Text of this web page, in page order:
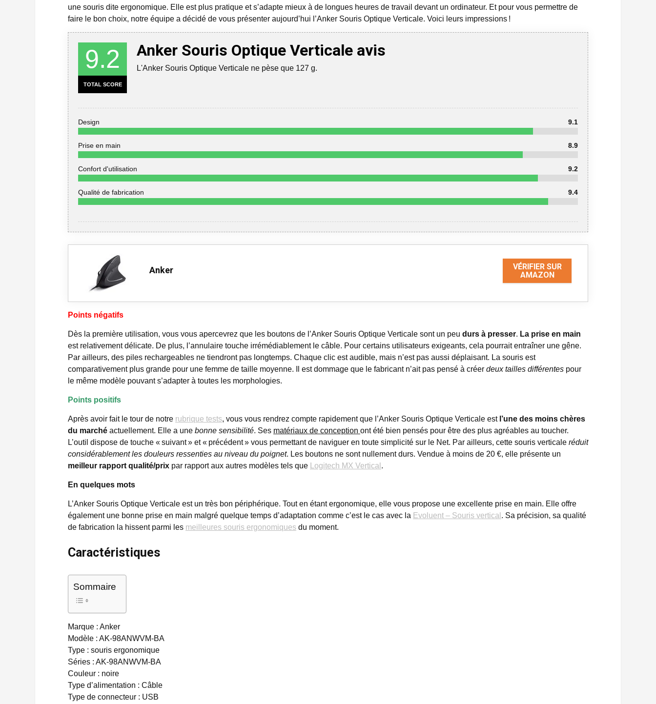
une souris dite ergonomique. Elle est plus pratique et s’adapte mieux à de longues heures de travail devant un ordinateur. Et pour vous permettre de
faire le bon choix, notre équipe a décidé de vous présenter aujourd’hui l’Anker Souris Optique Verticale. Voici leurs impressions !
9.2
TOTAL SCORE
Anker Souris Optique Verticale avis
L'Anker Souris Optique Verticale ne pèse que 127 g.
Design 9.1
Prise en main 8.9
Confort d'utilisation 9.2
Qualité de fabrication 9.4
Anker
VÉRIFIER SUR
AMAZON
Points négatifs
Dès la première utilisation, vous vous apercevrez que les boutons de l’Anker Souris Optique Verticale sont un peu durs à presser. La prise en main
est relativement délicate. De plus, l’annulaire touche irrémédiablement le câble. Pour certains utilisateurs exigeants, cela pourrait entraîner une gêne.
Par ailleurs, des piles rechargeables ne tiendront pas longtemps. Chaque clic est audible, mais n’est pas aussi déplaisant. La souris est
comparativement plus grande pour une femme de taille moyenne. Il est dommage que le fabricant n’ait pas pensé à créer deux tailles différentes pour
le même modèle pouvant s’adapter à toutes les morphologies.
Points positifs
Après avoir fait le tour de notre rubrique tests, vous vous rendrez compte rapidement que l’Anker Souris Optique Verticale est l’une des moins chères
du marché actuellement. Elle a une bonne sensibilité. Ses matériaux de conception ont été bien pensés pour être des plus agréables au toucher.
L’outil dispose de touche « suivant » et « précédent » vous permettant de naviguer en toute simplicité sur le Net. Par ailleurs, cette souris verticale réduit
considérablement les douleurs ressenties au niveau du poignet. Les boutons ne sont nullement durs. Vendue à moins de 20 €, elle présente un
meilleur rapport qualité/prix par rapport aux autres modèles tels que Logitech MX Vertical .
En quelques mots
L’Anker Souris Optique Verticale est un très bon périphérique. Tout en étant ergonomique, elle vous propose une excellente prise en main. Elle offre
également une bonne prise en main malgré quelque temps d’adaptation comme c’est le cas avec la Evoluent – Souris vertical . Sa précision, sa qualité
de fabrication la hissent parmi les meilleures souris ergonomiques du moment.
Caractéristiques
Sommaire
Marque : Anker
Modèle : AK-98ANWVM-BA
Type : souris ergonomique
Séries : AK-98ANWVM-BA
Couleur : noire
Type d’alimentation : Câble
Type de connecteur : USB